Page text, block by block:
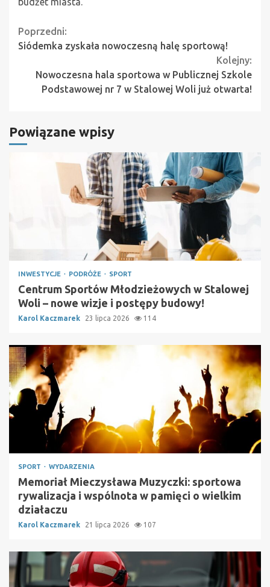
Continue
Reading
Poprzedni:
Siódemka zyskała nowoczesną halę sportową!
Kolejny:
Nowoczesna hala sportowa w Publicznej Szkole
Podstawowej nr 7 w Stalowej Woli już otwarta!
Powiązane wpisy
INWESTYCJE PODRÓŻE SPORT
Centrum Sportów Młodzieżowych w Stalowej
Woli – nowe wizje i postępy budowy!
Karol Kaczmarek 23 lipca 2026 114
SPORT WYDARZENIA
Memoriał Mieczysława Muzyczki: sportowa
rywalizacja i wspólnota w pamięci o wielkim
działaczu
Karol Kaczmarek 21 lipca 2026 107